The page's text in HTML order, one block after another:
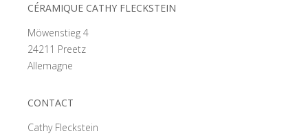
CÉRAMIQUE CATHY FLECKSTEIN
Möwenstieg 4
24211 Preetz
Allemagne
CONTACT
Cathy Fleckstein